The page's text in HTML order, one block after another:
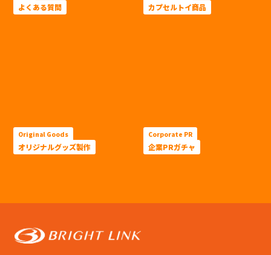
よくある質問 カプセルトイ商品
Original Goods
オリジナルグッズ製作
Corporate PR
企業PRガチャ